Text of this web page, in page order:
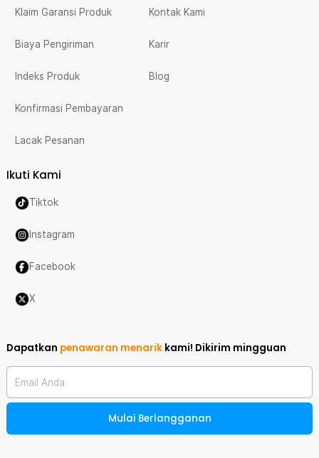
Klaim Garansi Produk
Biaya Pengiriman
Indeks Produk
Konfirmasi Pembayaran
Lacak Pesanan
Kontak Kami
Karir
Blog
Ikuti Kami
Tiktok
Instagram
Facebook
X
Dapatkan penawaran menarik kami! Dikirim mingguan
Email Anda
Mulai Berlangganan